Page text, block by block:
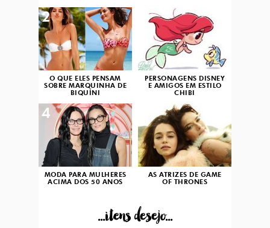
O QUE ELES PENSAM
SOBRE MARQUINHA DE
BIQUÍNI
2
PERSONAGENS DISNEY
E AMIGOS EM ESTILO
CHIBI
3
MODA PARA MULHERES
ACIMA DOS 50 ANOS
4
AS ATRIZES DE GAME
OF THRONES
...itens desejo...